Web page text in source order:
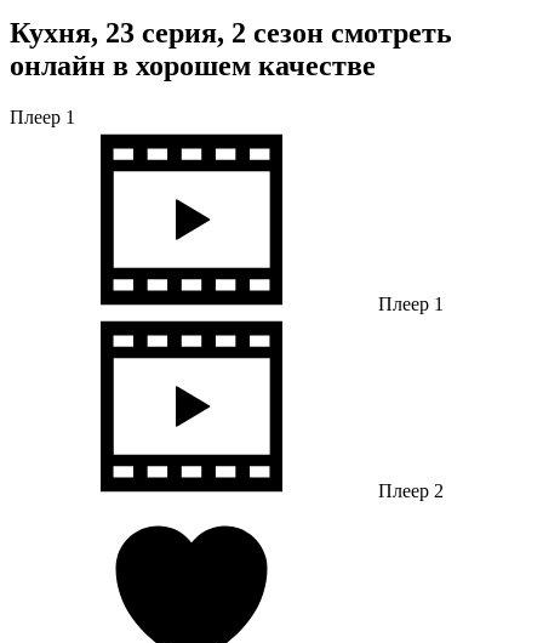
Кухня, 23 серия, 2 сезон смотреть
онлайн в хорошем качестве
Плеер 1
Плеер 1
Плеер 2